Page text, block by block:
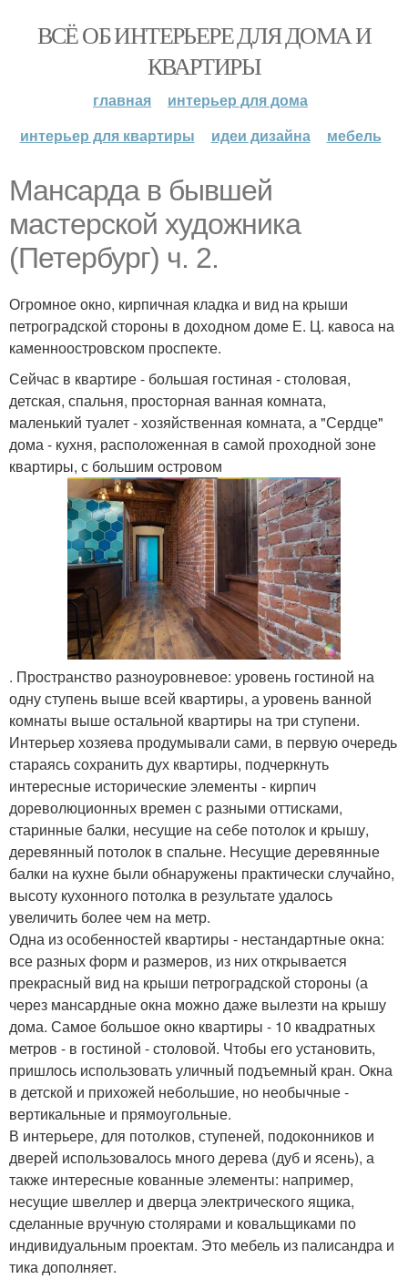
ВСЁ ОБ ИНТЕРЬЕРЕ ДЛЯ ДОМА И
КВАРТИРЫ
главная
интерьер для дома
интерьер для квартиры
идеи дизайна мебель
Мансарда в бывшей
мастерской художника
(Петербург) ч. 2.
Огромное окно, кирпичная кладка и вид на крыши
петроградской стороны в доходном доме Е. Ц. кавоса на
каменноостровском проспекте.
Сейчас в квартире - большая гостиная - столовая,
детская, спальня, просторная ванная комната,
маленький туалет - хозяйственная комната, а "Сердце"
дома - кухня, расположенная в самой проходной зоне
квартиры, с большим островом
. Пространство разноуровневое: уровень гостиной на
одну ступень выше всей квартиры, а уровень ванной
комнаты выше остальной квартиры на три ступени.
Интерьер хозяева продумывали сами, в первую очередь
стараясь сохранить дух квартиры, подчеркнуть
интересные исторические элементы - кирпич
дореволюционных времен с разными оттисками,
старинные балки, несущие на себе потолок и крышу,
деревянный потолок в спальне. Несущие деревянные
балки на кухне были обнаружены практически случайно,
высоту кухонного потолка в результате удалось
увеличить более чем на метр.
Одна из особенностей квартиры - нестандартные окна:
все разных форм и размеров, из них открывается
прекрасный вид на крыши петроградской стороны (а
через мансардные окна можно даже вылезти на крышу
дома. Самое большое окно квартиры - 10 квадратных
метров - в гостиной - столовой. Чтобы его установить,
пришлось использовать уличный подъемный кран. Окна
в детской и прихожей небольшие, но необычные -
вертикальные и прямоугольные.
В интерьере, для потолков, ступеней, подоконников и
дверей использовалось много дерева (дуб и ясень), а
также интересные кованные элементы: например,
несущие швеллер и дверца электрического ящика,
сделанные вручную столярами и ковальщиками по
индивидуальным проектам. Это мебель из палисандра и
тика дополняет.